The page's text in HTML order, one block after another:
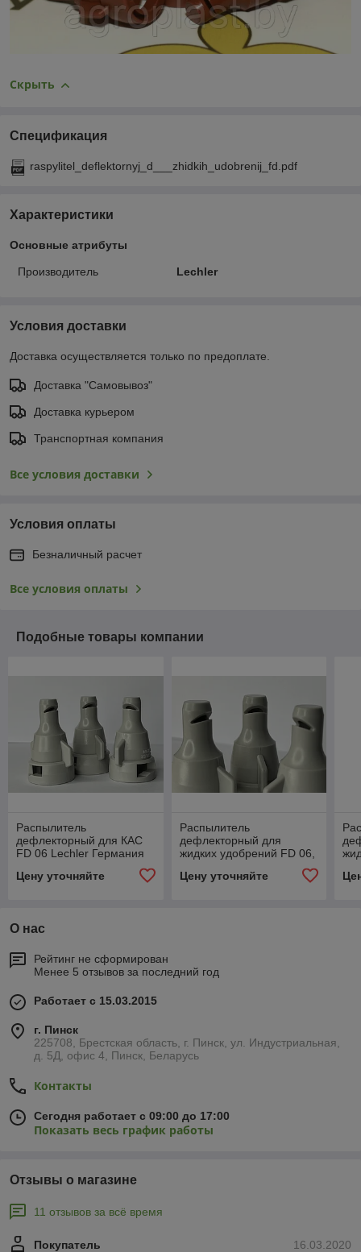
Скрыть
Спецификация
raspylitel_deflektornyj_d___zhidkih_udobrenij_fd.pdf
Характеристики
Основные атрибуты
Производитель Lechler
Условия доставки
Доставка осуществляется только по предоплате.
Доставка "Самовывоз"
Доставка курьером
Транспортная компания
Все условия доставки
Условия оплаты
Безналичный расчет
Все условия оплаты
Подобные товары компании
Распылитель
дефлекторный для КАС
FD 06 Lechler Германия
Цену уточняйте
Распылитель
дефлекторный для
жидких удобрений FD 06,
Цену уточняйте
О нас
Рейтинг не сформирован
Менее 5 отзывов за последний год
Работает с 15.03.2015
г. Пинск
225708, Брестская область, г. Пинск, ул. Индустриальная,
д. 5Д, офис 4, Пинск, Беларусь
Контакты
Сегодня работает с 09:00 до 17:00
Показать весь график работы
Отзывы о магазине
11 отзывов за всё время
16.03.2020
Покупатель